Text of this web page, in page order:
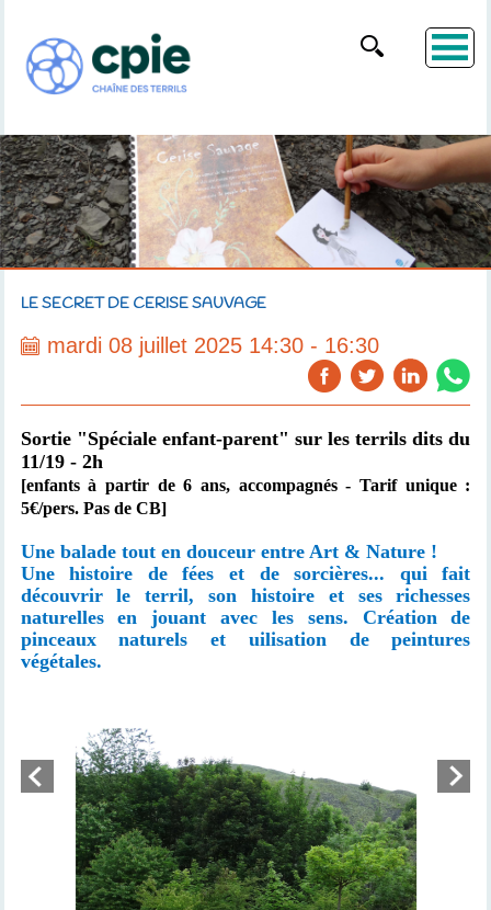
LE SECRET DE CERISE SAUVAGE
mardi 08 juillet 2025 14:30 - 16:30
Sortie "Spéciale enfant-parent" sur les terrils dits du
11/19 - 2h
[enfants à partir de 6 ans, accompagnés- Tarif unique :
5€/pers. Pas de CB]
Une balade tout en douceur entre Art & Nature !
Une histoire de fées et de sorcières... qui fait
découvrir le terril, son histoire et ses richesses
naturelles en jouant avec les sens. Création de
pinceaux naturels et uilisation de peintures
végétales.